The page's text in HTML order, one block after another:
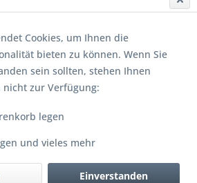
Cookies, um Ihnen die
bieten zu können. Wenn Sie
sein sollten, stehen Ihnen
zur Verfügung:
legen
und vieles mehr
Einverstanden